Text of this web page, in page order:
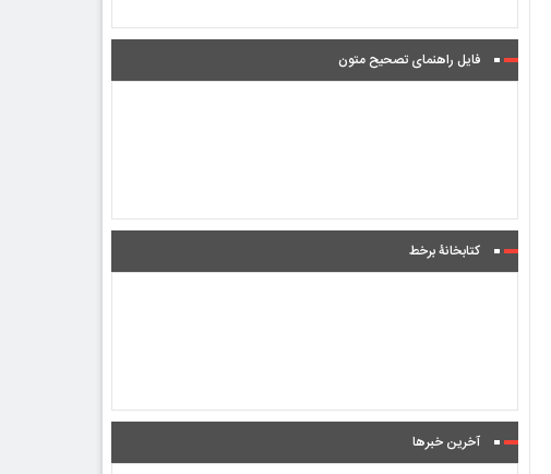
فایل راهنمای تصحیح متون
کتابخانۀ برخط
آخرین خبرها